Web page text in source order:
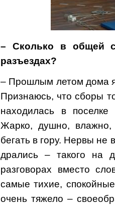
– Сколько в общей
разъездах?
– Прошлым летом дома
Признаюсь, что сборы
находилась в
Жарко, душно, влажно,
бегать в гору. Нервы не
дрались – такого на
разговорах вместо
самые тихие,
очень тяжело –